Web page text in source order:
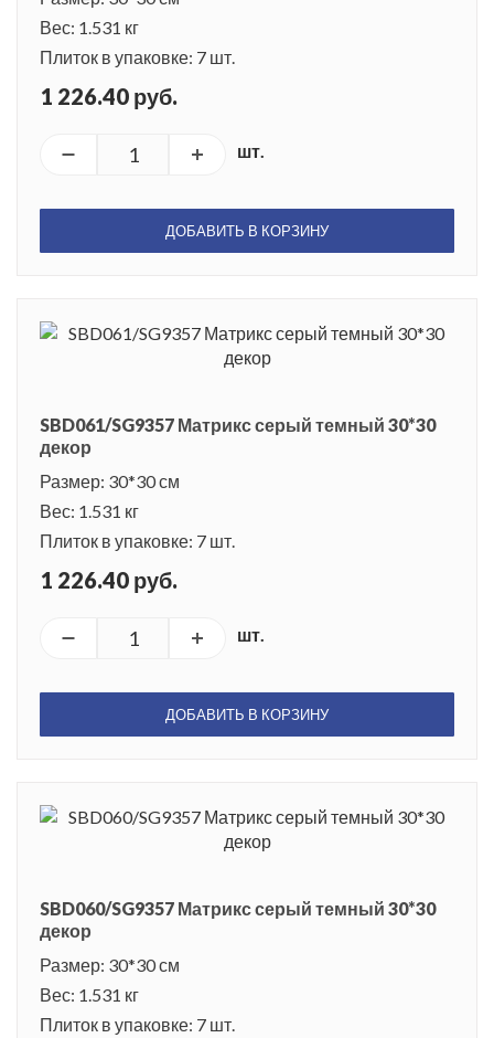
Вес: 1.531 кг
Плиток в упаковке: 7 шт.
1 226.40 руб.
шт.
ДОБАВИТЬ В КОРЗИНУ
SBD061/SG9357 Матрикс серый темный 30*30
декор
Размер: 30*30 см
Вес: 1.531 кг
Плиток в упаковке: 7 шт.
1 226.40 руб.
шт.
ДОБАВИТЬ В КОРЗИНУ
SBD060/SG9357 Матрикс серый темный 30*30
декор
Размер: 30*30 см
Вес: 1.531 кг
Плиток в упаковке: 7 шт.